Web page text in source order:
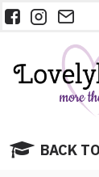
BACK